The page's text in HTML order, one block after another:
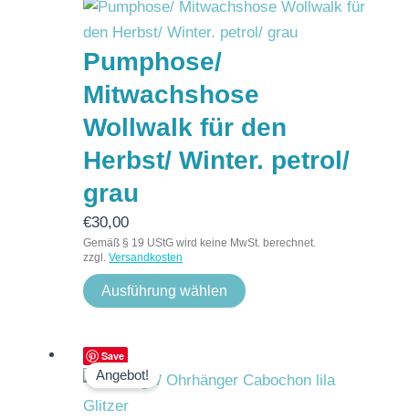
Pumphose/
Mitwachshose
Wollwalk für den
Herbst/ Winter. petrol/
grau
€30,00
Gemäß § 19 UStG wird keine MwSt. berechnet.
zzgl. Versandkosten
Ausführung wählen
Save
Angebot!
Ursprünglicher
Preis
war:
Preis